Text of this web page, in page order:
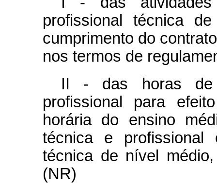
profissional técnica
cumprimento do
nos termos de
II - das horas de
profissional para
horária do ensino
técnica e profissional
técnica de nível
(NR)